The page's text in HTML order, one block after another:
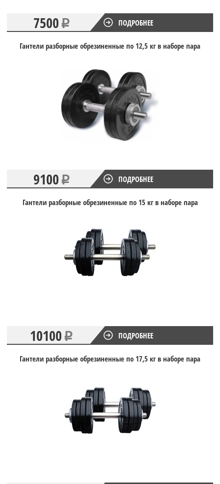
7500 ПОДРОБНЕЕ
Гантели разборные обрезиненные по 12,5 кг в наборе пара
9100 ПОДРОБНЕЕ
Гантели разборные обрезиненные по 15 кг в наборе пара
10100 ПОДРОБНЕЕ
Гантели разборные обрезиненные по 17,5 кг в наборе пара